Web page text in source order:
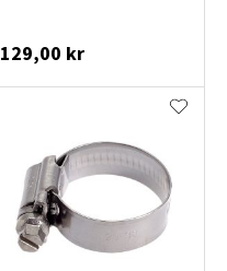
129,00 kr